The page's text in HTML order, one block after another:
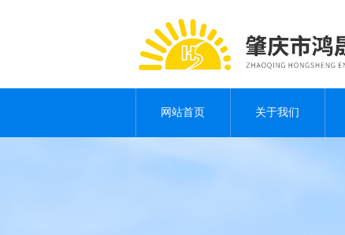
网站首页 关于我们